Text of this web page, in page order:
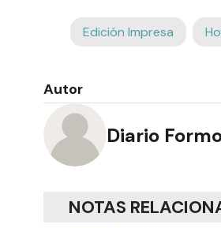
Edición Impresa
Autor
Diario
NOTAS